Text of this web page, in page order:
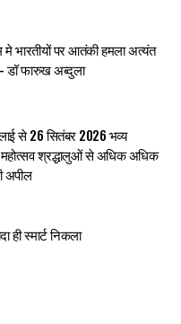
भारतीयों पर आतंकी हमला अत्यंत
फारुख अब्दुला
से 26 सितंबर 2026 भव्य
महोत्सव श्रद्धालुओं से अधिक अधिक
अपील
ही स्मार्ट निकला